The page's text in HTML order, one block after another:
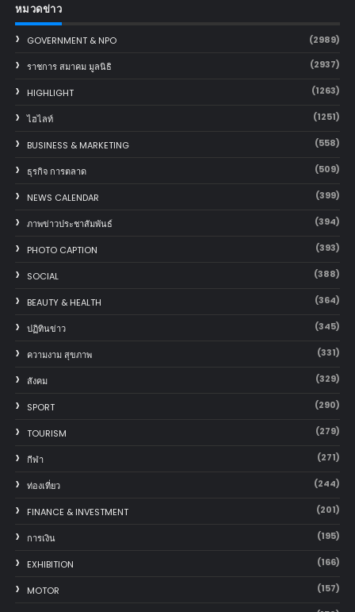
หมวดข่าว
GOVERNMENT & NPO (2989)
ราชการ สมาคม มูลนิธิ (2937)
HIGHLIGHT (1263)
ไฮไลท์ (1251)
BUSINESS & MARKETING (558)
ธุรกิจ การตลาด (509)
NEWS CALENDAR (399)
ภาพข่าวประชาสัมพันธ์ (394)
PHOTO CAPTION (393)
SOCIAL (388)
BEAUTY & HEALTH (364)
ปฏิทินข่าว (345)
ความงาม สุขภาพ (331)
สังคม (329)
SPORT (290)
TOURISM (279)
กีฬา (271)
ท่องเที่ยว (244)
FINANCE & INVESTMENT (201)
การเงิน (195)
EXHIBITION (166)
MOTOR (157)